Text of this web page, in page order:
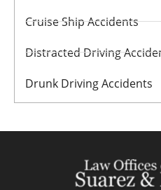
Cruise Ship Accidents
Distracted Driving
Drunk Driving Accidents